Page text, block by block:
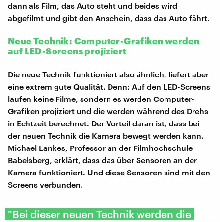
dann als Film, das Auto steht und beides wird
abgefilmt und gibt den Anschein, dass das Auto fährt.
Neue Technik: Computer-Grafiken werden
auf LED-Screens projiziert
Die neue Technik funktioniert also ähnlich, liefert aber
eine extrem gute Qualität. Denn: Auf den LED-Screens
laufen keine Filme, sondern es werden Computer-
Grafiken projiziert und die werden während des Drehs
in Echtzeit berechnet. Der Vorteil daran ist, dass bei
der neuen Technik die Kamera bewegt werden kann.
Michael Lankes, Professor an der Filmhochschule
Babelsberg, erklärt, dass das über Sensoren an der
Kamera funktioniert. Und diese Sensoren sind mit den
Screens verbunden.
"Bei dieser neuen Technik werden die